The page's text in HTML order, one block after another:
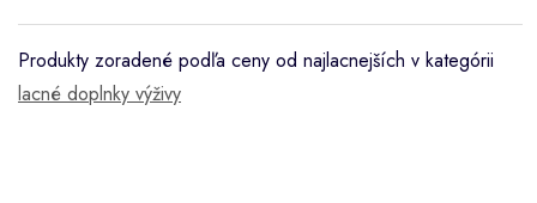
Produkty zoradené podľa ceny od najlacnejších v kategórii
lacné doplnky výživy